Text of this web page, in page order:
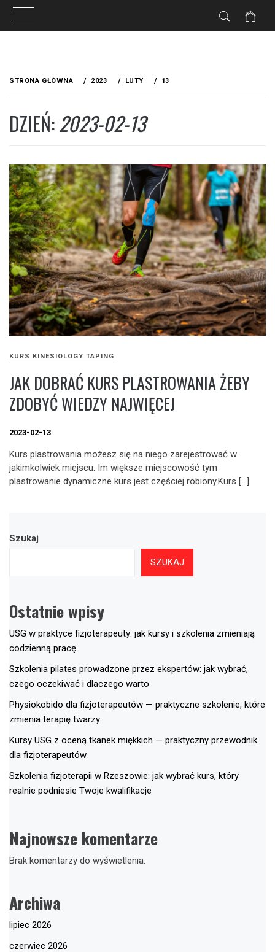
STRONA GŁÓWNA 2023 LUTY 13
DZIEŃ:2023-02-13
KURS KINESIOLOGY TAPING
JAK DOBRAĆ KURS PLASTROWANIA ŻEBY
ZDOBYĆ WIEDZY NAJWIĘCEJ
2023-02-13
Kurs plastrowania możesz się na niego zarejestrować w
jakimkolwiek miejscu. Im większe miejscowość tym
plastrowanie dynamiczne kurs jest częściej robiony.Kurs […]
Szukaj
SZUKAJ
Ostatnie wpisy
USG w praktyce fizjoterapeuty: jak kursy i szkolenia zmieniają
codzienną pracę
Szkolenia pilates prowadzone przez ekspertów: jak wybrać,
czego oczekiwać i dlaczego warto
Physiokobido dla fizjoterapeutów — praktyczne szkolenie, które
zmienia terapię twarzy
Kursy USG z oceną tkanek miękkich — praktyczny przewodnik
dla fizjoterapeutów
Szkolenia fizjoterapii w Rzeszowie: jak wybrać kurs, który
realnie podniesie Twoje kwalifikacje
Najnowsze komentarze
Brak komentarzy do wyświetlenia.
Archiwa
lipiec 2026
czerwiec 2026